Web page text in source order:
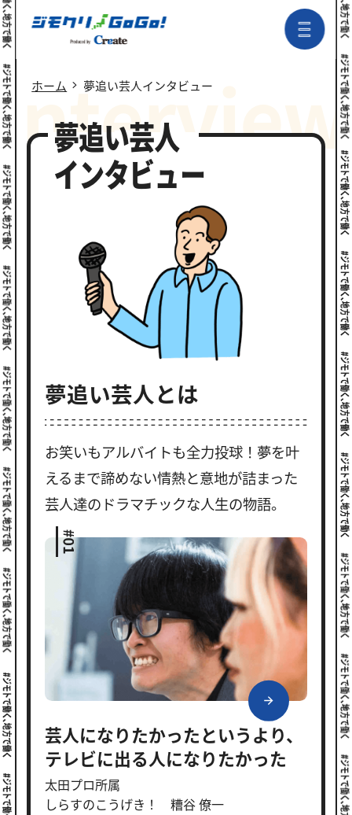
ホーム 夢追い芸人インタビュー
nterview
夢追い芸人
インタビュー
夢追い芸人とは
お笑いもアルバイトも全力投球！夢を叶
えるまで諦めない情熱と意地が詰まった
芸人達のドラマチックな人生の物語。
芸人になりたかったというより、
テレビに出る人になりたかった
太田プロ所属
しらすのこうげき！ 糟谷 僚一